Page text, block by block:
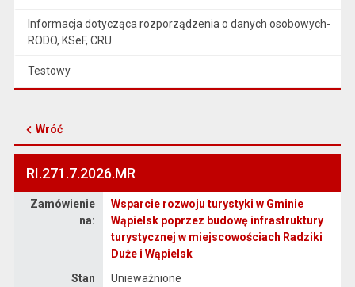
Informacja dotycząca rozporządzenia o danych osobowych-
RODO, KSeF, CRU.
Testowy
Wróć
RI.271.7.2026.MR
Zamówienie
na:
Wsparcie rozwoju turystyki w Gminie
Wąpielsk poprzez budowę infrastruktury
turystycznej w miejscowościach Radziki
Duże i Wąpielsk
Stan
Unieważnione